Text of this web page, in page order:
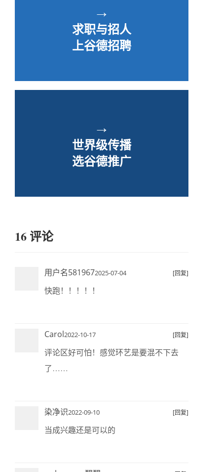
→
求职与招人
上谷德招聘
→
世界级传播
选谷德推广
16 评论
用户名5819672025-07-04 [回复]
快跑！！！！！
Carol2022-10-17 [回复]
评论区好可怕！感觉环艺是要混不下去
了……
染净识2022-09-10 [回复]
当成兴趣还是可以的